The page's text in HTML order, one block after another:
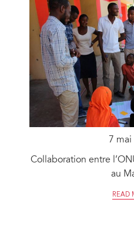
7 mai
Collaboration entre
au
READ